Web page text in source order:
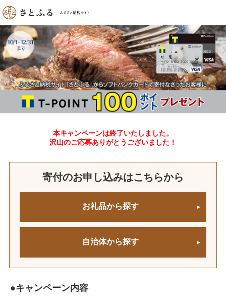
本キャンペーンは終了いたしました。
沢山のご応募ありがとうございました！
寄付のお申し込みはこちらから
●キャンペーン内容